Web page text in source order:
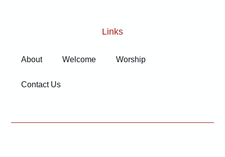
Links
About Welcome Worship
Contact Us